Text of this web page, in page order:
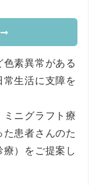
素異常がある
常生活に支障を
ミニグラフト療
患者さんのた
）をご提案し